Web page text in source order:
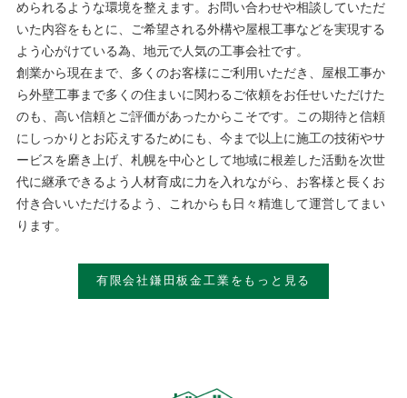
められるような環境を整えます。お問い合わせや相談していただ
いた内容をもとに、ご希望される外構や屋根工事などを実現する
よう心がけている為、地元で人気の工事会社です。
創業から現在まで、多くのお客様にご利用いただき、屋根工事か
ら外壁工事まで多くの住まいに関わるご依頼をお任せいただけた
のも、高い信頼とご評価があったからこそです。この期待と信頼
にしっかりとお応えするためにも、今まで以上に施工の技術やサ
ービスを磨き上げ、札幌を中心として地域に根差した活動を次世
代に継承できるよう人材育成に力を入れながら、お客様と長くお
付き合いいただけるよう、これからも日々精進して運営してまい
ります。
有限会社鎌田板金工業をもっと見る